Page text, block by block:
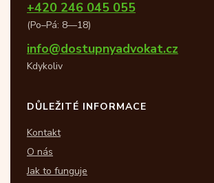
+420 246 045 055
(Po–Pá: 8—18)
info@dostupnyadvokat.cz
Kdykoliv
DŮLEŽITÉ INFORMACE
Kontakt
O nás
Jak to funguje